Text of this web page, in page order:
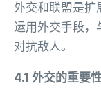
外交和联盟是扩
运用外交手段，
对抗敌人。
4.1 外交的重要